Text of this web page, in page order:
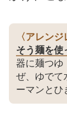
〈アレンジ
そう麺を使
器に麺つゆ
ぜ、ゆでて
ーマンとひ